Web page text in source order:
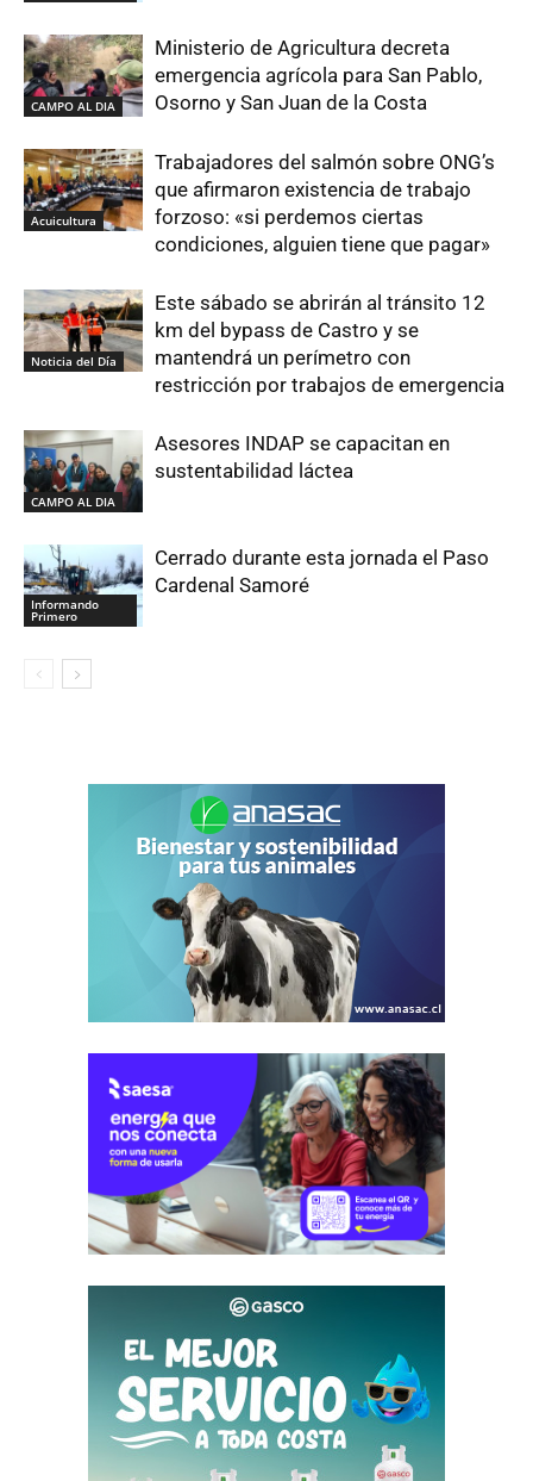
CAMPO AL DIA
Ministerio de Agricultura decreta
emergencia agrícola para San Pablo,
Osorno y San Juan de la Costa
Acuicultura
Trabajadores del salmón sobre ONG’s
que afirmaron existencia de trabajo
forzoso: «si perdemos ciertas
condiciones, alguien tiene que pagar»
Noticia del Día
Este sábado se abrirán al tránsito 12
km del bypass de Castro y se
mantendrá un perímetro con
restricción por trabajos de emergencia
CAMPO AL DIA
Asesores INDAP se capacitan en
sustentabilidad láctea
Informando
Primero
Cerrado durante esta jornada el Paso
Cardenal Samoré